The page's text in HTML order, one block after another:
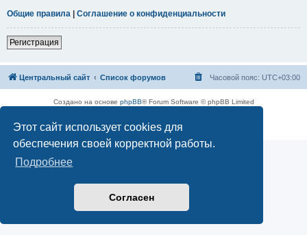
Этот сайт использует cookies для
обеспечения своей корректной работы.
Подробнее
Согласен
Общие правила | Соглашение о конфиденциальности
Регистрация
Центральный сайт Список форумов Часовой пояс: UTC+03:00
Создано на основе phpBB® Forum Software © phpBB Limited
Конфиденциальность|Правила